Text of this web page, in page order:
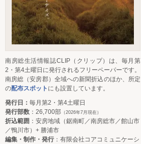
南房総生活情報誌CLIP（クリップ）は、毎月第
2・第4土曜日に発行されるフリーペーパーです。
南房総（安房郡）全域への新聞折込のほか、所定
の配布スポット にも設置しています。
発行日： 毎月第2・第4土曜日
発行部数 ：26,700部 （2026年7月現在）
折込範囲 ：安房地域（鋸南町／南房総市／館山市
／鴨川市）+ 勝浦市
編集・制作・発行：有限会社コアコミュニケーシ